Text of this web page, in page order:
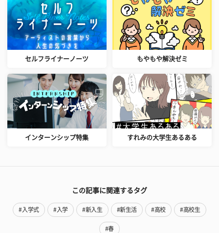
セルフライナーノーツ もやもや解決ゼミ
インターンシップ特集 すれみの大学生あるある
この記事に関連するタグ
#入学式 #入学 #新入生 #新生活 #高校 #高校生
#春